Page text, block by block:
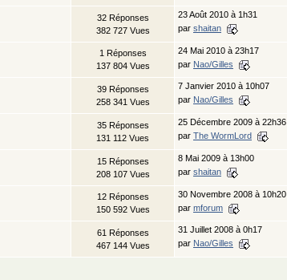
32 Réponses
382 727 Vues
23 Août 2010 à 1h31
par shaitan
1 Réponses
137 804 Vues
24 Mai 2010 à 23h17
par Nao/Gilles
39 Réponses
258 341 Vues
7 Janvier 2010 à 10h07
par Nao/Gilles
35 Réponses
131 112 Vues
25 Décembre 2009 à 22h36
par The WormLord
15 Réponses
208 107 Vues
8 Mai 2009 à 13h00
par shaitan
12 Réponses
150 592 Vues
30 Novembre 2008 à 10h20
par mforum
61 Réponses
467 144 Vues
31 Juillet 2008 à 0h17
par Nao/Gilles